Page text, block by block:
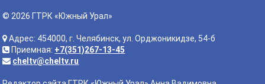
© 2026 ГТРК «Южный Урал»
Адрес: 454000, г. Челябинск, ул. Орджоникидзе, 54-б
Приемная: +7(351)267-13-45
cheltv@cheltv.ru